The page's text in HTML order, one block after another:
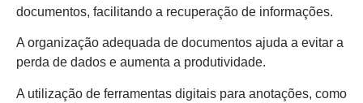
documentos, facilitando a recuperação de informações.
A organização adequada de documentos ajuda a evitar a
perda de dados e aumenta a produtividade.
A utilização de ferramentas digitais para anotações, como